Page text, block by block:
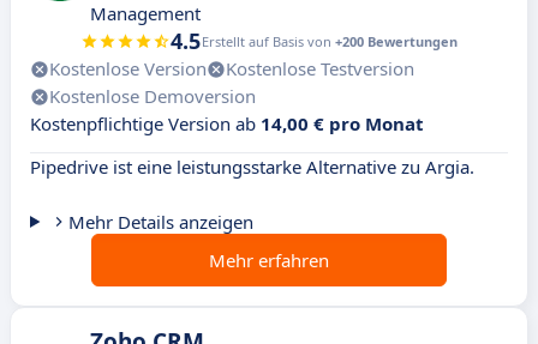
Management
4.5Erstellt auf Basis von +200 Bewertungen
Kostenlose Version
Kostenlose Testversion
Kostenlose Demoversion
Kostenpflichtige Version ab 14,00 € pro Monat
Pipedrive ist eine leistungsstarke Alternative zu Argia.
Mehr Details anzeigen
Mehr erfahren